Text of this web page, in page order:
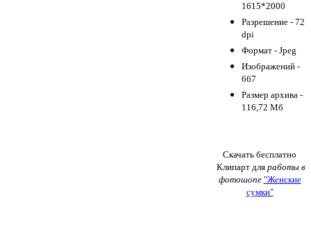
1615*2000
Разрешение - 72
dpi
Формат - Jpeg
Изображений -
667
Размер архива -
116,72 Мб
Скачать бесплатно
Клипарт для работы в
фотошопе "Женские
сумки"